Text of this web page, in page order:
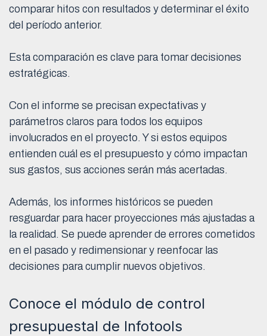
comparar hitos con resultados y determinar el éxito
del período anterior.
Esta comparación es clave para tomar decisiones
estratégicas.
Con el informe se precisan expectativas y
parámetros claros para todos los equipos
involucrados en el proyecto. Y si estos equipos
entienden cuál es el presupuesto y cómo impactan
sus gastos, sus acciones serán más acertadas.
Además, los informes históricos se pueden
resguardar para hacer proyecciones más ajustadas a
la realidad. Se puede aprender de errores cometidos
en el pasado y redimensionar y reenfocar las
decisiones para cumplir nuevos objetivos.
Conoce el módulo de control
presupuestal de Infotools